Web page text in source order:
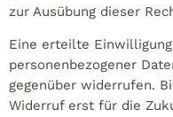
zur Ausübung dieser
Eine erteilte
personenbezogener
gegenüber widerrufen.
Widerruf erst für die